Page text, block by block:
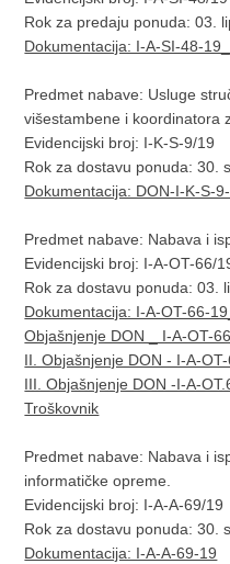
Rok za predaju ponuda: 03.
Dokumentacija: I-A-SI-48-
Predmet nabave: Usluge
višestambene i koordinatora
Evidencijski broj: I-K-S-9/19
Rok za dostavu ponuda: 30.
Dokumentacija: DON-I-K-S-
Predmet nabave: Nabava i
Evidencijski broj: I-A-OT-66/
Rok za dostavu ponuda: 03.
Dokumentacija: I-A-OT-66-
Objašnjenje DON _ I-A-OT-
II. Objašnjenje DON - I-A-
III. Objašnjenje DON -I-A-
Troškovnik
Predmet nabave: Nabava i
informatičke opreme.
Evidencijski broj: I-A-A-69/19
Rok za dostavu ponuda: 30.
Dokumentacija: I-A-A-69-19